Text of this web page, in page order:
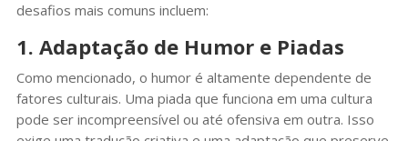
desafios mais comuns incluem:
1. Adaptação de Humor e Piadas
Como mencionado, o humor é altamente dependente de
fatores culturais. Uma piada que funciona em uma cultura
pode ser incompreensível ou até ofensiva em outra. Isso